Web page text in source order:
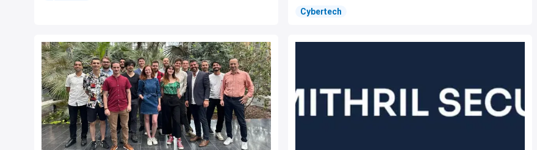
Cybertech